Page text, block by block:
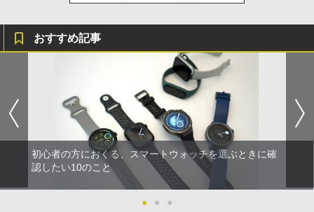
おすすめ記事
初心者の方におくる、スマートウォッチを選ぶときに確
認したい10のこと
● ● ●